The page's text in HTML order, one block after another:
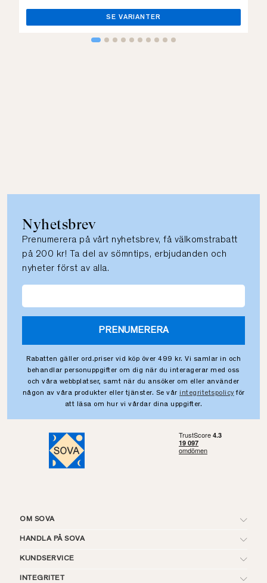
SE VARIANTER
Nyhetsbrev
Prenumerera på vårt nyhetsbrev, få välkomstrabatt
på 200 kr! Ta del av sömntips, erbjudanden och
nyheter först av alla.
PRENUMERERA
Rabatten gäller ord.priser vid köp över 499 kr. Vi samlar in och
behandlar personuppgifter om dig när du interagerar med oss
och våra webbplatser, samt när du ansöker om eller använder
någon av våra produkter eller tjänster. Se vår integritetspolicy för
att läsa om hur vi vårdar dina uppgifter.
OM SOVA
HANDLA PÅ SOVA
KUNDSERVICE
INTEGRITET